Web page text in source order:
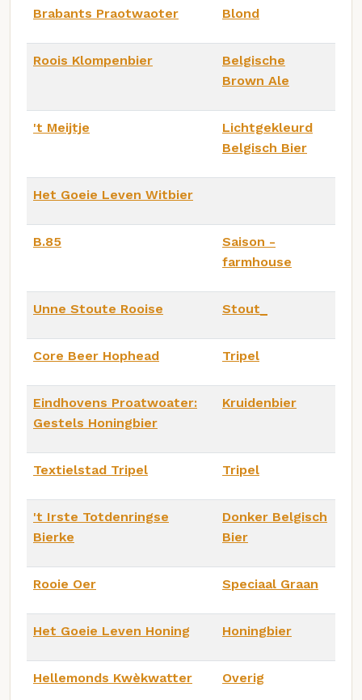
Brabants Praotwaoter Blond
Roois Klompenbier
Belgische
Brown Ale
't Meijtje
Lichtgekleurd
Belgisch Bier
Het Goeie Leven Witbier
B.85
Saison -
farmhouse
Unne Stoute Rooise Stout_
Core Beer Hophead Tripel
Eindhovens Proatwoater:
Gestels Honingbier
Kruidenbier
Textielstad Tripel Tripel
't Irste Totdenringse
Bierke
Donker Belgisch
Bier
Rooie Oer Speciaal Graan
Het Goeie Leven Honing Honingbier
Hellemonds Kwèkwatter Overig